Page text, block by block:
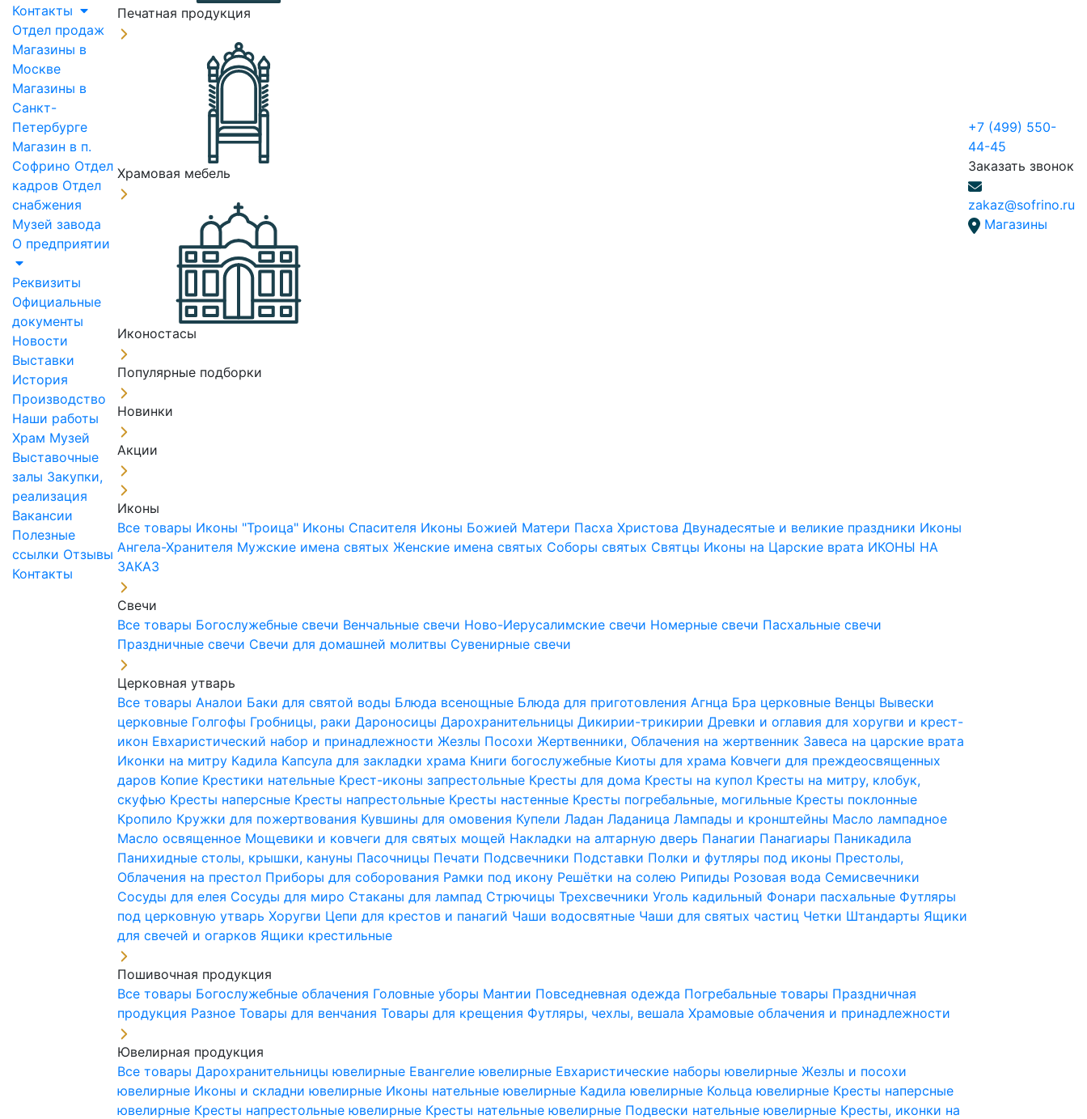
Контакты
Отдел продаж
Магазины в
Москве
Магазины в
Санкт-
Петербурге
Магазин в п.
Софрино Отдел
кадров Отдел
снабжения
Музей завода
О предприятии
Реквизиты
Официальные
документы
Новости
Выставки
История
Производство
Наши работы
Храм Музей
Выставочные
залы Закупки,
реализация
Вакансии
Полезные
ссылки Отзывы
Контакты
Печатная продукция
Храмовая мебель
Иконостасы
Популярные подборки
Новинки
Акции
Иконы
Все товары Иконы "Троица" Иконы Спасителя Иконы Божией Матери Пасха ХристоваДвунадесятые и великие праздники Иконы
Ангела-Хранителя Мужские имена святыхЖенские имена святых Соборы святых Святцы Иконы на Царские врата ИКОНЫ НА
ЗАКАЗ
Свечи
Все товары Богослужебные свечи Венчальные свечи Ново-Иерусалимские свечи Номерные свечи Пасхальные свечи
Праздничные свечи Свечи для домашней молитвы Сувенирные свечи
Церковная утварь
Все товарыАналои Баки для святой воды Блюда всенощные Блюда для приготовления Агнца Бра церковные Венцы Вывески
церковные Голгофы Гробницы, ракиДароносицыДарохранительницыДикирии-трикирииДревки и оглавия для хоругви и крест-
икон Евхаристический набор и принадлежностиЖезлы ПосохиЖертвенники, Облачения на жертвенник Завеса на царские врата
Иконки на митру Кадила Капсула для закладки храма Книги богослужебные Киоты для храма Ковчеги для преждеосвященных
даров Копие Крестики нательные Крест-иконы запрестольные Кресты для дома Кресты на купол Кресты на митру, клобук,
скуфью Кресты наперсные Кресты напрестольные Кресты настенные Кресты погребальные, могильные Кресты поклонные
Кропило Кружки для пожертвования Кувшины для омовения КупелиЛаданЛаданицаЛампады и кронштейны Масло лампадное
Масло освященное Мощевики и ковчеги для святых мощей Накладки на алтарную дверь Панагии Панагиары Паникадила
Панихидные столы, крышки, кануны Пасочницы Печати Подсвечники Подставки Полки и футляры под иконы Престолы,
Облачения на престол Приборы для соборования Рамки под икону Решётки на солею Рипиды Розовая вода Семисвечники
Сосуды для елея Сосуды для миро Стаканы для лампад СтрючицыТрехсвечникиУголь кадильный Фонари пасхальные Футляры
под церковную утварьХоругви Цепи для крестов и панагий Чаши водосвятные Чаши для святых частиц Четки Штандарты Ящики
для свечей и огарков Ящики крестильные
Пошивочная продукция
Все товары Богослужебные облачения Головные уборы Мантии Повседневная одежда Погребальные товары Праздничная
продукция РазноеТовары для венчанияТовары для крещения Футляры, чехлы, вешалаХрамовые облачения и принадлежности
Ювелирная продукция
Все товарыДарохранительницы ювелирные Евангелие ювелирные Евхаристические наборы ювелирныеЖезлы и посохи
ювелирные Иконы и складни ювелирные Иконы нательные ювелирные Кадила ювелирные Кольца ювелирные Кресты наперсные
ювелирные Кресты напрестольные ювелирные Кресты нательные ювелирные Подвески нательные ювелирные Кресты, иконки на
+7 (499) 550-
44-45
Заказать звонок
zakaz@sofrino.ru
Магазины